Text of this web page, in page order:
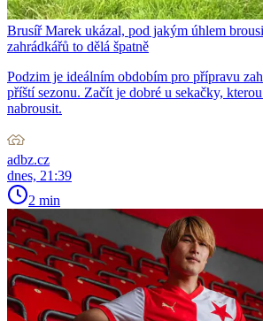
Brusíř Marek ukázal, pod jakým úhlem
zahrádkářů to dělá špatně
Podzim je ideálním obdobím pro přípravu
příští sezonu. Začít je dobré u sekačky,
nabrousit.
adbz.cz
dnes, 21:39
2 min